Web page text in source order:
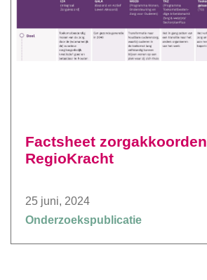
Factsheet zorgakkoorden
RegioKracht
25 juni, 2024
Onderzoekspublicatie